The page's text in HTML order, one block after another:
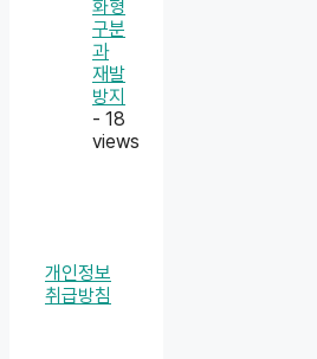
화형
구분
과
재발
방지
- 18
views
개인정보
취급방침